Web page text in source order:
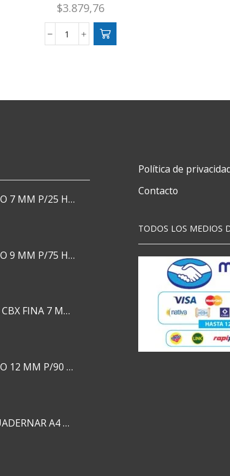
$3.879,76
CARPETA
cantidad
ESPIRAL PLASTICO 7 MM P/25 HJS X50x3000
ESPIRAL PLASTICO 9 MM P/75 HJS X50X2400
SILICONA BARRA CBX FINA 7 MM 28 CM
ESPIRAL PLASTICO 12 MM P/90 HJS X50X1500
TAPA PARA ENCUADERNAR A4 TRANSP x50x500
Política de
Contacto
TODOS LOS MEDIOS